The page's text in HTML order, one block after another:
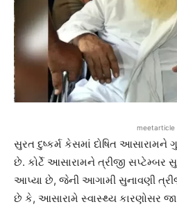
meetarticle
સુરત દુષ્કર્મ કેસમાં દોષિત આસારામને
છે. કોર્ટે આસારામને ત્રીજી સપ્ટેમ્બર
આપ્યા છે, જેની આગામી સુનાવણી
છે કે, આસારામે સ્વાસ્થ્ય કારણોસર